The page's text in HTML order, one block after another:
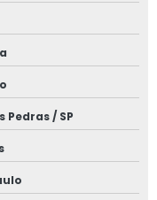
Pedras / SP